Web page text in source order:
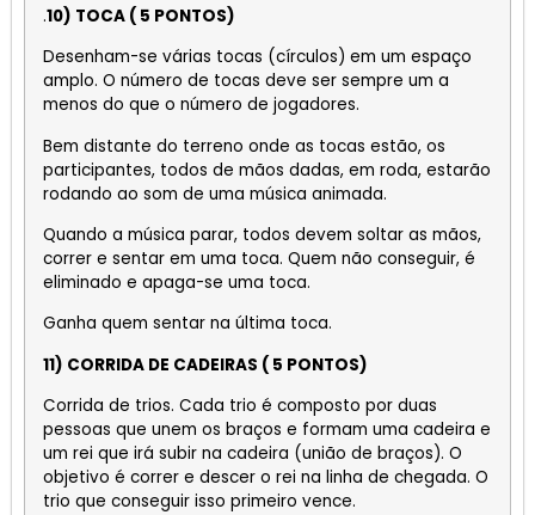
.10) TOCA ( 5 PONTOS)
Desenham-se várias tocas (círculos) em um espaço
amplo. O número de tocas deve ser sempre um a
menos do que o número de jogadores.
Bem distante do terreno onde as tocas estão, os
participantes, todos de mãos dadas, em roda, estarão
rodando ao som de uma música animada.
Quando a música parar, todos devem soltar as mãos,
correr e sentar em uma toca. Quem não conseguir, é
eliminado e apaga-se uma toca.
Ganha quem sentar na última toca.
11) CORRIDA DE CADEIRAS ( 5 PONTOS)
Corrida de trios. Cada trio é composto por duas
pessoas que unem os braços e formam uma cadeira e
um rei que irá subir na cadeira (união de braços). O
objetivo é correr e descer o rei na linha de chegada. O
trio que conseguir isso primeiro vence.